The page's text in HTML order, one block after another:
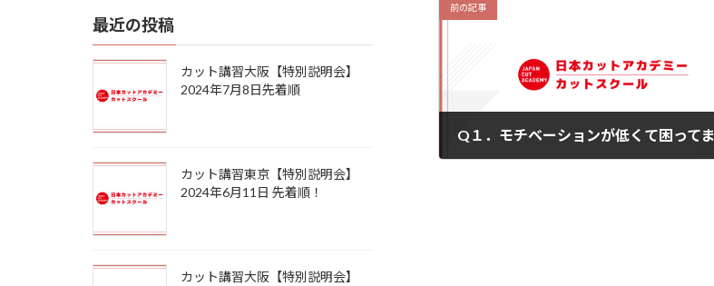
前の記事
Q１．モチベーションが低くて困ってま
最近の投稿
カット講習大阪【特別説明会】
2024年7月8日先着順
カット講習東京【特別説明会】
2024年6月11日 先着順！
カット講習大阪【特別説明会】